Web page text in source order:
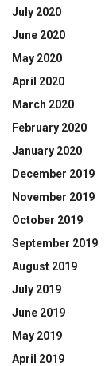
July 2020
June 2020
May 2020
April 2020
March 2020
February 2020
January 2020
December 2019
November 2019
October 2019
September 2019
August 2019
July 2019
June 2019
May 2019
April 2019